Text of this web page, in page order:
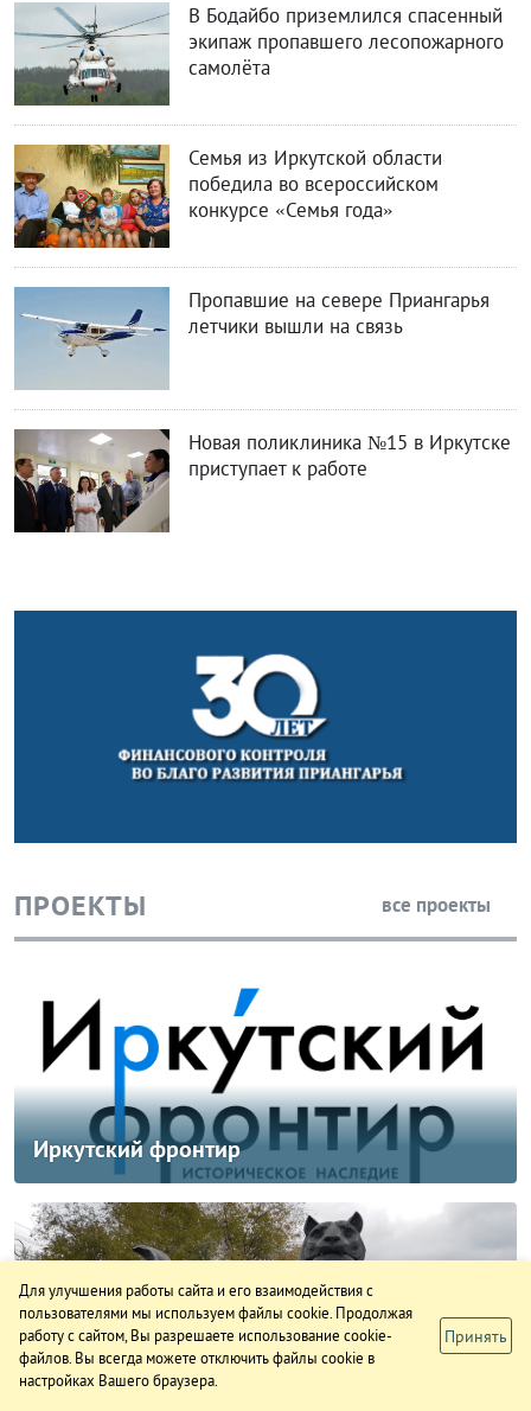
В Бодайбо приземлился спасенный
экипаж пропавшего лесопожарного
самолёта
Семья из Иркутской области
победила во всероссийском
конкурсе «Семья года»
Пропавшие на севере Приангарья
летчики вышли на связь
Новая поликлиника №15 в Иркутске
приступает к работе
ПРОЕКТЫ все проекты
Иркутский фронтир
85 лет Иркутской области
Для улучшения работы сайта и его взаимодействия с
пользователями мы используем файлы cookie. Продолжая
работу с сайтом, Вы разрешаете использование cookie-
файлов. Вы всегда можете отключить файлы cookie в
настройках Вашего браузера.
Принять